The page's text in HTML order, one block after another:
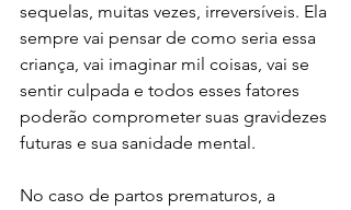
sequelas, muitas vezes, irreversíveis. Ela
sempre vai pensar de como seria essa
criança, vai imaginar mil coisas, vai se
sentir culpada e todos esses fatores
poderão comprometer suas gravidezes
futuras e sua sanidade mental.
No caso de partos prematuros, a